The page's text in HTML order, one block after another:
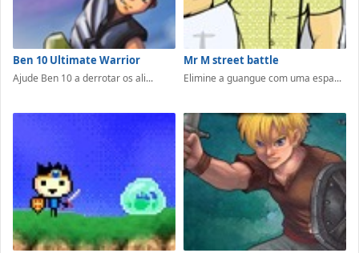
Ben 10 Ultimate Warrior
Ajude Ben 10 a derrotar os ali...
Mr M street battle
Elimine a guangue com uma espa...